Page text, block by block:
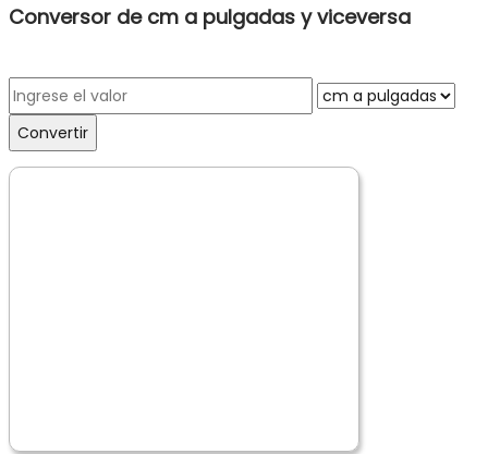
Conversor de cm a pulgadas y viceversa
Convertir